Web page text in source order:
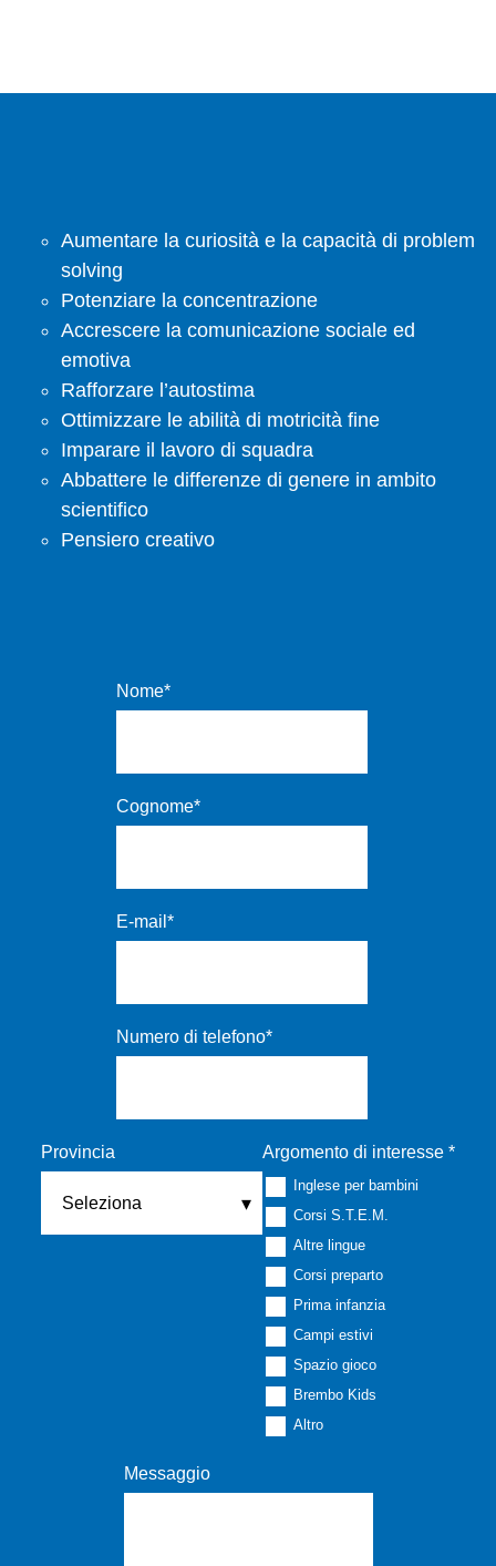
Aumentare la curiosità e la capacità di problem
solving
Potenziare la concentrazione
Accrescere la comunicazione sociale ed
emotiva
Rafforzare l’autostima
Ottimizzare le abilità di motricità fine
Imparare il lavoro di squadra
Abbattere le differenze di genere in ambito
scientifico
Pensiero creativo
Nome*
Cognome*
E-mail *
Numero di telefono*
Provincia Argomento di interesse *
Inglese per bambini
Corsi S.T.E.M.
Altre lingue
Corsi preparto
Prima infanzia
Campi estivi
Spazio gioco
Brembo Kids
Altro
Messaggio